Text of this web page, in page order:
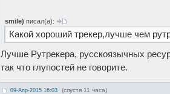
smile) писал(а):
Какой хороший трекер,лучше чем
Лучше Рутрекера, русскоязычных
так что глупостей не говорите.
09-Апр-2015 16:03 (спустя 11 часа)